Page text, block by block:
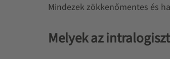
Mindezek zökkenőmentes és
Melyek az